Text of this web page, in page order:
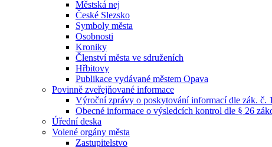
Městská nej
České Slezsko
Symboly města
Osobnosti
Kroniky
Členství města ve sdruženích
Hřbitovy
Publikace vydávané městem Opava
Povinně zveřejňované informace
Výroční zprávy o poskytování informací dle zák. č.
Obecné informace o výsledcích kontrol dle § 26
Úřední deska
Volené orgány města
Zastupitelstvo